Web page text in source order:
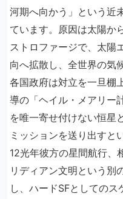
河期へ向かう」という近
ています。原因は太陽か
ストロファージで、太陽
向へ拡散し、全世界の気
各国政府は対立を一旦棚
導の「ヘイル・メアリー
を唯一寄せ付けない恒星
ミッションを送り出すと
12光年彼方の星間航行、
リディアン文明という別
し、ハードSFとしての